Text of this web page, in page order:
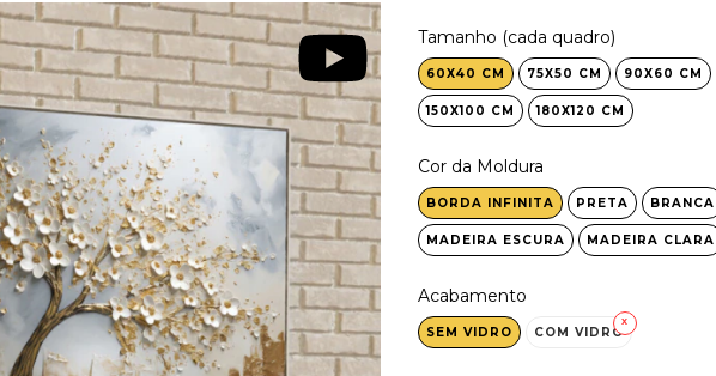
Tamanho (cada quadro)
60X40 CM 75X50 CM 90X60 CM
150X100 CM 180X120 CM
Cor da Moldura
BORDA INFINITA PRETA BRANCA
MADEIRA ESCURA MADEIRA CLARA
Acabamento
SEM VIDRO COM VIDRO